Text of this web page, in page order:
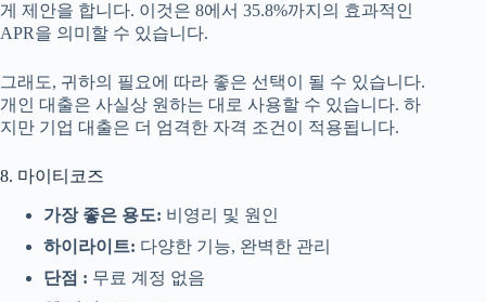
게 제안을 합니다. 이것은 8에서 35.8%까지의 효과적인
APR을 의미할 수 있습니다.
그래도, 귀하의 필요에 따라 좋은 선택이 될 수 있습니다.
개인 대출은 사실상 원하는 대로 사용할 수 있습니다. 하
지만 기업 대출은 더 엄격한 자격 조건이 적용됩니다.
8. 마이티코즈
가장 좋은 용도: 비영리 및 원인
하이라이트: 다양한 기능, 완벽한 관리
단점 : 무료 계정 없음